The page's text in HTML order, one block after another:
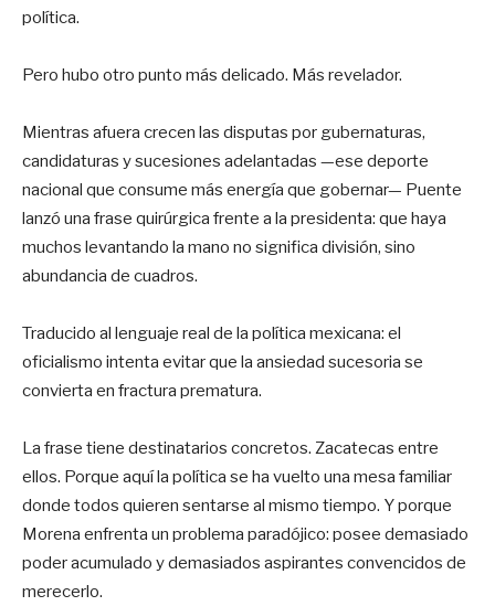
política.
Pero hubo otro punto más delicado. Más revelador.
Mientras afuera crecen las disputas por gubernaturas,
candidaturas y sucesiones adelantadas —ese deporte
nacional que consume más energía que gobernar— Puente
lanzó una frase quirúrgica frente a la presidenta: que haya
muchos levantando la mano no significa división, sino
abundancia de cuadros.
Traducido al lenguaje real de la política mexicana: el
oficialismo intenta evitar que la ansiedad sucesoria se
convierta en fractura prematura.
La frase tiene destinatarios concretos. Zacatecas entre
ellos. Porque aquí la política se ha vuelto una mesa familiar
donde todos quieren sentarse al mismo tiempo. Y porque
Morena enfrenta un problema paradójico: posee demasiado
poder acumulado y demasiados aspirantes convencidos de
merecerlo.